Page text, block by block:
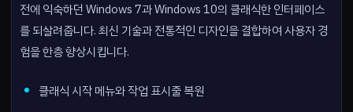
전에 익숙하던 Windows 7과 Windows 10의 클래식한 인터페이스
를 되살려줍니다. 최신 기술과 전통적인 디자인을 결합하여 사용자 경
험을 한층 향상시킵니다.
클래식 시작 메뉴와 작업 표시줄 복원